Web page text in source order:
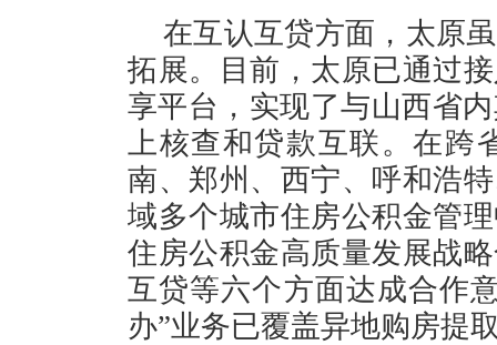
在互认互贷方面，太原
拓展。目前，太原已通过
享平台，实现了与山西省
上核查和贷款互联。在跨
南、郑州、西宁、呼和浩
域多个城市住房公积金管
住房公积金高质量发展战
互贷等六个方面达成合作
办”业务已覆盖异地购房提